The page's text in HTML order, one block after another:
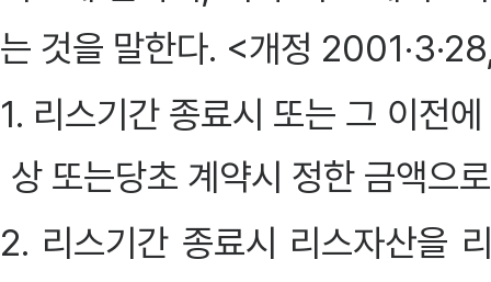
는 것을 말한다. <개정
1. 리스기간 종료시 또는 그 이전
상 또는당초 계약시 정한 금액으
2. 리스기간 종료시 리스자산을